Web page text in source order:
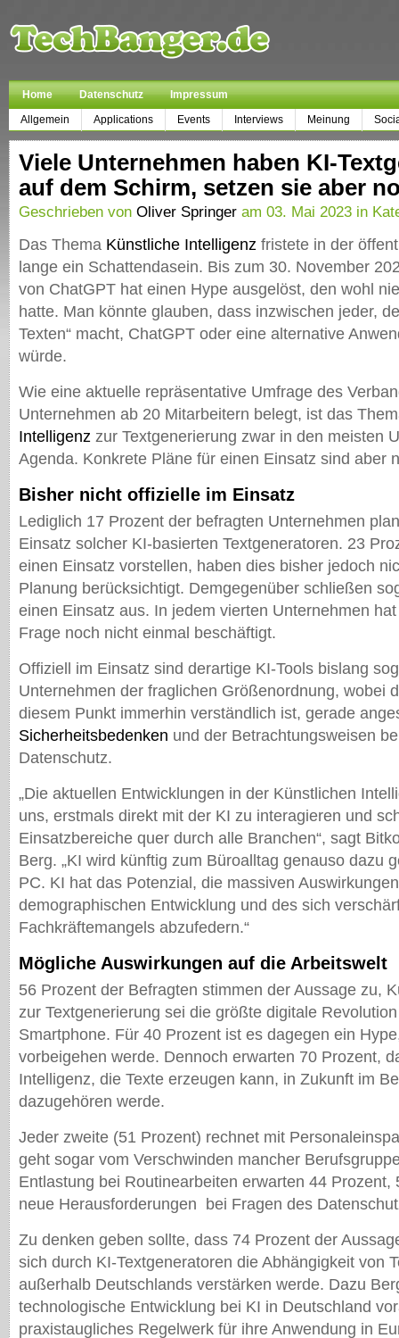
Home Datenschutz
Impressum
Allgemein
Applications Events Interviews Meinung
Viele Unternehmen haben KI-
auf dem Schirm, setzen sie aber
Geschrieben von Oliver Springer am 03. Mai 2023 in
Das Thema Künstliche Intelligenz fristete in der
lange ein Schattendasein. Bis zum 30. November
von ChatGPT hat einen Hype ausgelöst, den wohl
hatte. Man könnte glauben, dass inzwischen jeder,
Texten“ macht, ChatGPT oder eine alternative
würde.
Wie eine aktuelle repräsentative Umfrage des
Unternehmen ab 20 Mitarbeitern belegt, ist das
Intelligenz zur Textgenerierung zwar in den meisten
Agenda. Konkrete Pläne für einen Einsatz sind aber
Bisher nicht offizielle im Einsatz
Lediglich 17 Prozent der befragten Unternehmen
Einsatz solcher KI-basierten Textgeneratoren. 23
einen Einsatz vorstellen, haben dies bisher jedoch
Planung berücksichtigt. Demgegenüber schließen
einen Einsatz aus. In jedem vierten Unternehmen
Frage noch nicht einmal beschäftigt.
Offiziell im Einsatz sind derartige KI-Tools bislang
Unternehmen der fraglichen Größenordnung, wobei
diesem Punkt immerhin verständlich ist, gerade
Sicherheitsbedenken und der Betrachtungsweisen
Datenschutz.
„Die aktuellen Entwicklungen in der Künstlichen
uns, erstmals direkt mit der KI zu interagieren und
Einsatzbereiche quer durch alle Branchen“, sagt
Berg. „KI wird künftig zum Büroalltag genauso dazu
PC. KI hat das Potenzial, die massiven
demographischen Entwicklung und des sich
Fachkräftemangels abzufedern.“
Mögliche Auswirkungen auf die Arbeitswelt
56 Prozent der Befragten stimmen der Aussage zu,
zur Textgenerierung sei die größte digitale
Smartphone. Für 40 Prozent ist es dagegen ein
vorbeigehen werde. Dennoch erwarten 70 Prozent,
Intelligenz, die Texte erzeugen kann, in Zukunft im
dazugehören werde.
Jeder zweite (51 Prozent) rechnet mit
geht sogar vom Verschwinden mancher
Entlastung bei Routinearbeiten erwarten 44 Prozent,
neue Herausforderungen bei Fragen des
Zu denken geben sollte, dass 74 Prozent der
sich durch KI-Textgeneratoren die Abhängigkeit von
außerhalb Deutschlands verstärken werde. Dazu
technologische Entwicklung bei KI in Deutschland
praxistaugliches Regelwerk für ihre Anwendung in